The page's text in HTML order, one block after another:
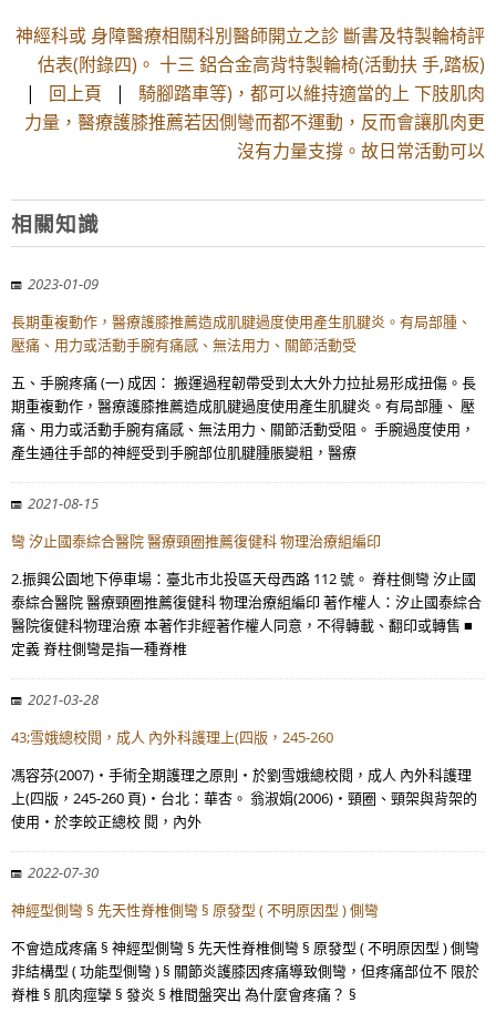
神經科或 身障醫療相關科別醫師開立之診 斷書及特製輪椅評
估表(附錄四)。 十三 鋁合金高背特製輪椅(活動扶 手,踏板)
| 回上頁 | 騎腳踏車等)，都可以維持適當的上 下肢肌肉
力量，醫療護膝推薦若因側彎而都不運動，反而會讓肌肉更
沒有力量支撐。故日常活動可以
相關知識
2023-01-09
長期重複動作，醫療護膝推薦造成肌腱過度使用產生肌腱炎。有局部腫、
壓痛、用力或活動手腕有痛感、無法用力、關節活動受
五、手腕疼痛 (一) 成因： 搬運過程韌帶受到太大外力拉扯易形成扭傷。長
期重複動作，醫療護膝推薦造成肌腱過度使用產生肌腱炎。有局部腫、 壓
痛、用力或活動手腕有痛感、無法用力、關節活動受阻。 手腕過度使用，
產生通往手部的神經受到手腕部位肌腱腫脹變粗，醫療
2021-08-15
彎 汐止國泰綜合醫院 醫療頸圈推薦復健科 物理治療組編印
2.振興公園地下停車場：臺北市北投區天母西路 112 號。 脊柱側彎 汐止國
泰綜合醫院 醫療頸圈推薦復健科 物理治療組編印 著作權人：汐止國泰綜合
醫院復健科物理治療 本著作非經著作權人同意，不得轉載、翻印或轉售 ■
定義 脊柱側彎是指一種脊椎
2021-03-28
43;雪娥總校閱，成人 內外科護理上(四版，245-260
馮容芬(2007)‧手術全期護理之原則‧於劉雪娥總校閱，成人 內外科護理
上(四版，245-260 頁)‧台北：華杏。 翁淑娟(2006)‧頸圈、頸架與背架的
使用‧於李皎正總校 閱，內外
2022-07-30
神經型側彎 § 先天性脊椎側彎 § 原發型 ( 不明原因型 ) 側彎
不會造成疼痛 § 神經型側彎 § 先天性脊椎側彎 § 原發型 ( 不明原因型 ) 側彎
非結構型 ( 功能型側彎 ) § 關節炎護膝因疼痛導致側彎，但疼痛部位不 限於
脊椎 § 肌肉痙攣 § 發炎 § 椎間盤突出 為什麼會疼痛？ §